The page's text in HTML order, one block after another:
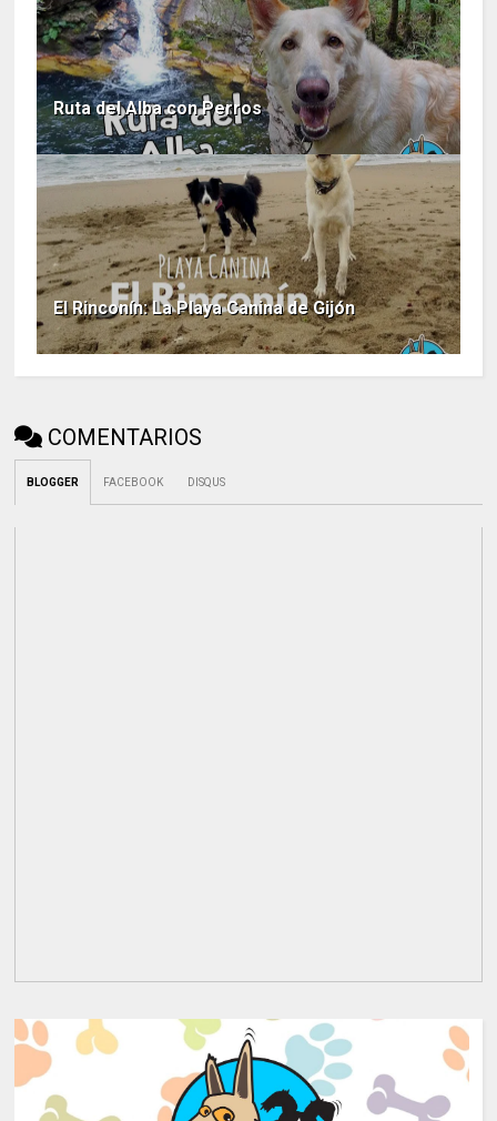
Ruta del Alba con Perros
El Rinconín: La Playa Canina de Gijón
COMENTARIOS
BLOGGER FACEBOOK DISQUS